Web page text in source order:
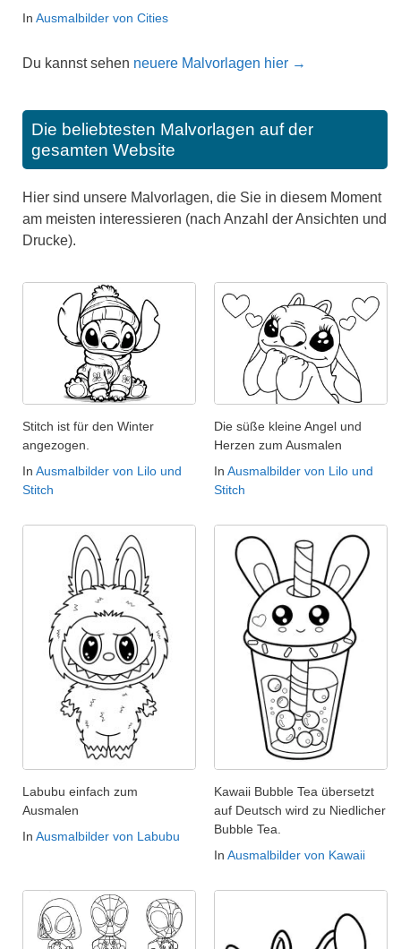
In Ausmalbilder von Cities
Du kannst sehen neuere Malvorlagen hier →
Die beliebtesten Malvorlagen auf der
gesamten Website
Hier sind unsere Malvorlagen, die Sie in diesem Moment
am meisten interessieren (nach Anzahl der Ansichten und
Drucke).
Stitch ist für den Winter
angezogen.
In Ausmalbilder von Lilo und
Stitch
Die süße kleine Angel und
Herzen zum Ausmalen
In Ausmalbilder von Lilo und
Stitch
Labubu einfach zum
Ausmalen
In Ausmalbilder von Labubu
Kawaii Bubble Tea übersetzt
auf Deutsch wird zu Niedlicher
Bubble Tea.
In Ausmalbilder von Kawaii